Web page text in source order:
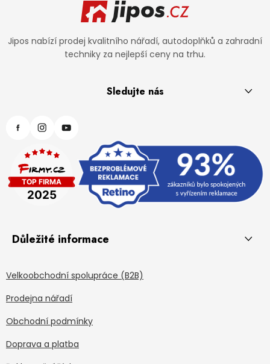
Jipos nabízí prodej kvalitního nářadí, autodoplňků a zahradní
techniky za nejlepší ceny na trhu.
Sledujte nás
Důležité informace
Velkoobchodní spolupráce (B2B)
Prodejna nářadí
Obchodní podmínky
Doprava a platba